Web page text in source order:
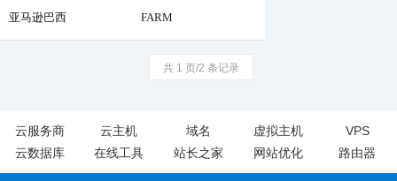
亚马逊巴西 FARM
共 1 页/2 条记录
云服务商 云主机 域名 虚拟主机
VPS
云数据库
在线工具 站长之家 网站优化 路由器